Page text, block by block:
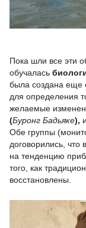
Пока шли все эти
обучалась
была создана еще
для определения
желаемые
(Буронг Бадьяке),
Обе группы
договорились,
на тенденцию
того, как
восстановлены.